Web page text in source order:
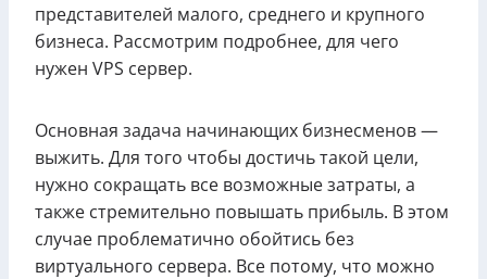
представителей малого, среднего и крупного
бизнеса. Рассмотрим подробнее, для чего
нужен VPS сервер.
Основная задача начинающих бизнесменов —
выжить. Для того чтобы достичь такой цели,
нужно сокращать все возможные затраты, а
также стремительно повышать прибыль. В этом
случае проблематично обойтись без
виртуального сервера. Все потому, что можно